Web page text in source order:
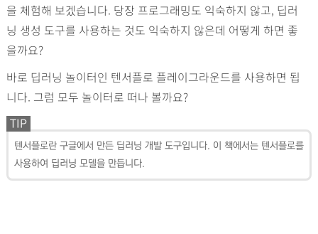
을 체험해 보겠습니다. 당장 프로그래밍도 익숙하지 않고, 딥러
닝 생성 도구를 사용하는 것도 익숙하지 않은데 어떻게 하면 좋
을까요?
바로 딥러닝 놀이터인 텐서플로 플레이그라운드를 사용하면 됩
니다. 그럼 모두 놀이터로 떠나 볼까요?
TIP
텐서플로란 구글에서 만든 딥러닝 개발 도구입니다. 이 책에서는 텐서플로를
사용하여 딥러닝 모델을 만듭니다.